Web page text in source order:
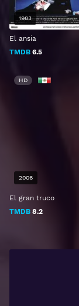
El ansia
TMDB 6.5
1983
El gran truco
TMDB 8.2
HD
2006